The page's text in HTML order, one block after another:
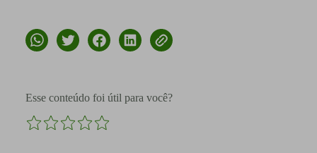
Esse conteúdo foi útil para você?